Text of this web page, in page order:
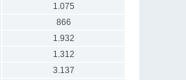
1.075
866
1.932
1.312
3.137